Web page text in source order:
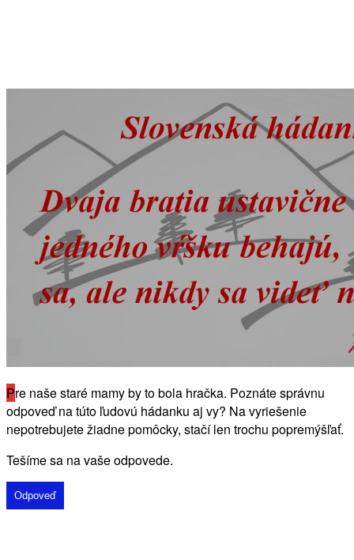
Pre naše staré mamy by to bola hračka. Poznáte správnu
odpoveď na túto ľudovú hádanku aj vy? Na vyriešenie
nepotrebujete žiadne pomôcky, stačí len trochu popremýšľať.
Tešíme sa na vaše odpovede.
Odpoveď